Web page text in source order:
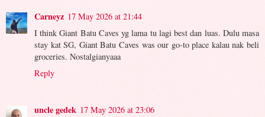
Carneyz 17 May 2026 at 21:44
I think Giant Batu Caves yg lama tu lagi best dan luas. Dulu masa
stay kat SG, Giant Batu Caves was our go-to place kalau nak beli
groceries. Nostalgianyaaa
Reply
uncle gedek 17 May 2026 at 23:06